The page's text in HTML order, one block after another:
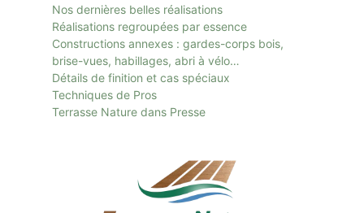
Nos dernières belles réalisations
Réalisations regroupées par essence
Constructions annexes : gardes-corps bois,
brise-vues, habillages, abri à vélo…
Détails de finition et cas spéciaux
Techniques de Pros
Terrasse Nature dans Presse